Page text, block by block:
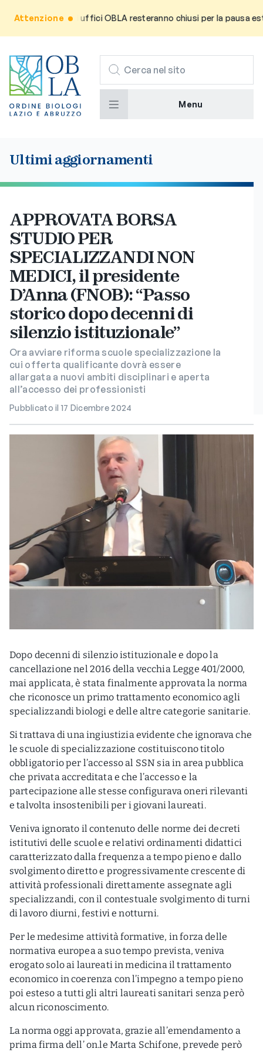
Attenzione
l’utenza che gli uffici OBLA resteranno chiusi per la pausa
CERCA
Menu
Ultimi aggiornamenti
APPROVATA BORSA
STUDIO PER
SPECIALIZZANDI NON
MEDICI, il presidente
D’Anna (FNOB): “Passo
storico dopo decenni di
silenzio istituzionale”
Ora avviare riforma scuole specializzazione la
cui offerta qualificante dovrà essere
allargata a nuovi ambiti disciplinari e aperta
all’accesso dei professionisti
Pubblicato il 17 Dicembre 2024
Dopo decenni di silenzio istituzionale e dopo la
cancellazione nel 2016 della vecchia Legge 401/2000,
mai applicata, è stata finalmente approvata la norma
che riconosce un primo trattamento economico agli
specializzandi biologi e delle altre categorie sanitarie.
Si trattava di una ingiustizia evidente che ignorava che
le scuole di specializzazione costituiscono titolo
obbligatorio per l’accesso al SSN sia in area pubblica
che privata accreditata e che l’accesso e la
partecipazione alle stesse configurava oneri rilevanti
e talvolta insostenibili per i giovani laureati.
Veniva ignorato il contenuto delle norme dei decreti
istitutivi delle scuole e relativi ordinamenti didattici
caratterizzato dalla frequenza a tempo pieno e dallo
svolgimento diretto e progressivamente crescente di
attività professionali direttamente assegnate agli
specializzandi, con il contestuale svolgimento di turni
di lavoro diurni, festivi e notturni.
Per le medesime attività formative, in forza delle
normativa europea a suo tempo prevista, veniva
erogato solo ai laureati in medicina il trattamento
economico in coerenza con l’impegno a tempo pieno
poi esteso a tutti gli altri laureati sanitari senza però
alcun riconoscimento.
La norma oggi approvata, grazie all’emendamento a
prima firma dell’ on.le Marta Schifone, prevede però